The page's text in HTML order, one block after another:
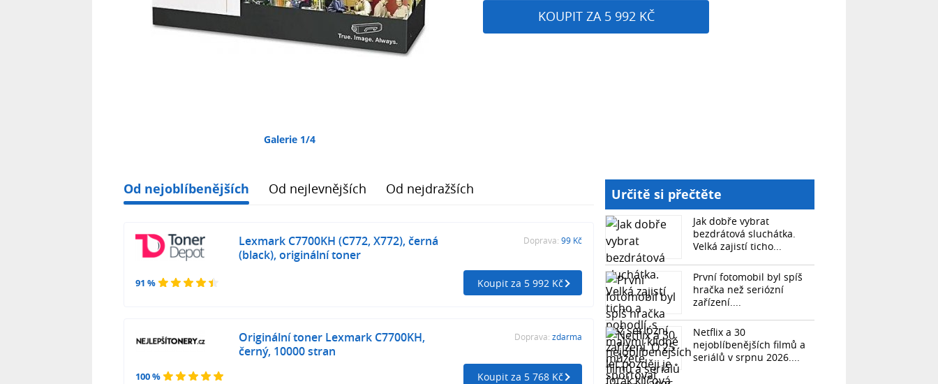
Galerie 1/4
KOUPIT ZA 5 992 KČ
Od nejoblíbenějších Od nejlevnějších Od nejdražších
91 %
Lexmark C7700KH (C772, X772), černá
(black), originální toner
Doprava: 99 Kč
Koupit za 5 992 Kč
100 %
Originální toner Lexmark C7700KH,
černý, 10000 stran
Doprava: zdarma
Koupit za 5 768 Kč
Určitě si přečtěte
Jak dobře vybrat
bezdrátová sluchátka.
Velká zajistí ticho...
První fotomobil byl spíš
hračka než seriózní
zařízení....
Netflix a 30
nejoblíbenějších filmů a
seriálů v srpnu 2026....